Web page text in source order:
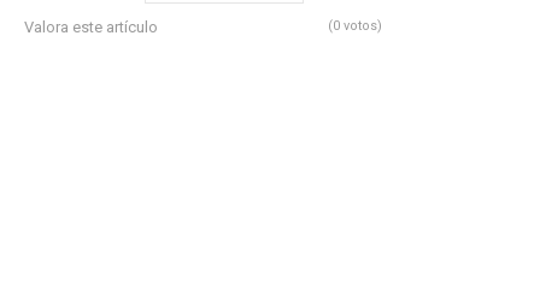
Valora este artículo (0 votos)